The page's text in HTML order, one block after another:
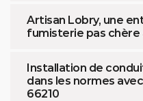
Artisan Lobry, une
fumisterie pas chère
Installation de
dans les normes
66210